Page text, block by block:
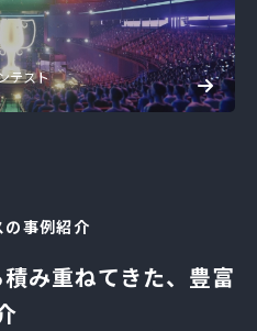
テスト
事例紹介
み重ねてきた、 豊富